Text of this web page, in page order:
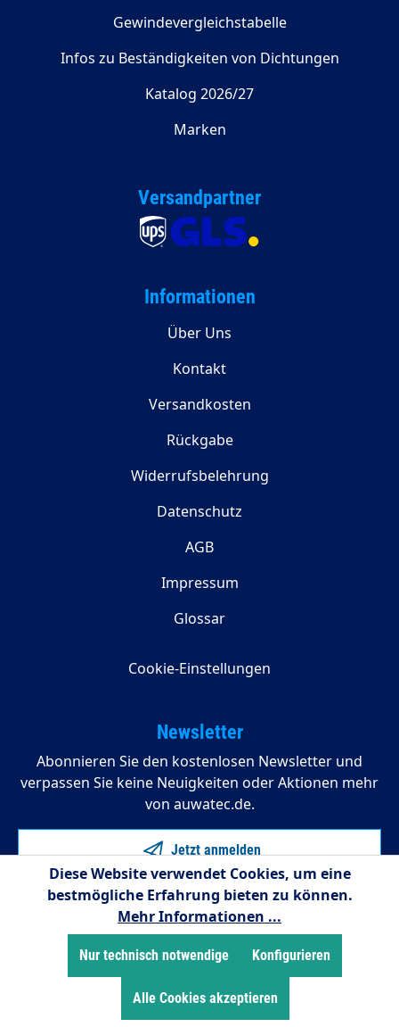
Gewindevergleichstabelle
Infos zu Beständigkeiten von Dichtungen
Katalog 2026/27
Marken
Versandpartner
Informationen
Über Uns
Kontakt
Versandkosten
Rückgabe
Widerrufsbelehrung
Datenschutz
AGB
Impressum
Glossar
Cookie-Einstellungen
Newsletter
Abonnieren Sie den kostenlosen Newsletter und
verpassen Sie keine Neuigkeiten oder Aktionen mehr
von auwatec.de.
Jetzt anmelden
Diese Website verwendet Cookies, um eine
bestmögliche Erfahrung bieten zu können.
Mehr Informationen ...
Nur technisch notwendige Konfigurieren
Alle Cookies akzeptieren